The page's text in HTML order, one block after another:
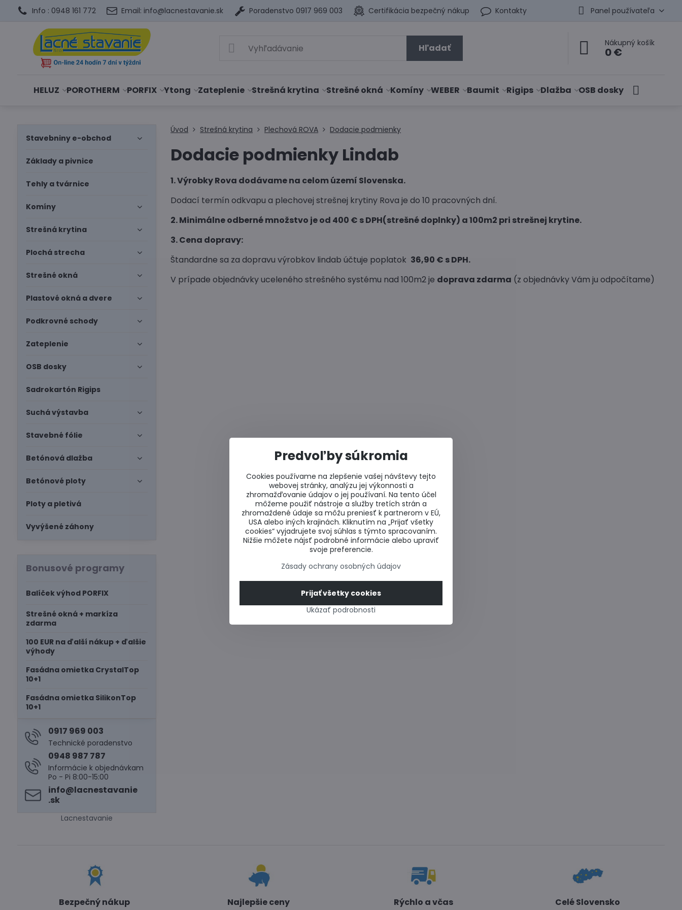
Info : 0948 161 772 Email: info@lacnestavanie.sk Poradenstvo 0917 969 003 Certifikácia bezpečný nákup Kontakty Panel používateľa
Hľadať Nákupný košík
0 €
HELUZ POROTHERM PORFIX Ytong Zateplenie Strešná krytina Strešné okná Komíny WEBER Baumit Rigips Dlažba OSB dosky
Úvod Strešná krytina Plechová ROVA Dodacie podmienky
Dodacie podmienky Lindab
1. Výrobky Rova dodávame na celom území Slovenska.
Dodací termín odkvapu a plechovej strešnej krytiny Rova je do 10 pracovných dní.
2. Minimálne odberné množstvo je od 400 € s DPH(strešné doplnky) a 100m2 pri strešnej krytine.
3. Cena dopravy:
Štandardne sa za dopravu výrobkov lindab účtuje poplatok 36,90 € s DPH.
V prípade objednávky uceleného strešného systému nad 100m2 je doprava zdarma (z objednávky Vám ju odpočítame)
Stavebniny e-obchod
Základy a pivnice
Tehly a tvárnice
Komíny
Strešná krytina
Plochá strecha
Strešné okná
Plastové okná a dvere
Podkrovné schody
Zateplenie
OSB dosky
Sadrokartón Rigips
Suchá výstavba
Stavebné fólie
Betónová dlažba
Betónové ploty
Ploty a pletivá
Vyvýšené záhony
Bonusové programy
Balíček výhod PORFIX
Strešné okná + markíza
zdarma
100 EUR na ďalší nákup + ďalšie
výhody
Fasádna omietka CrystalTop
10+1
Fasádna omietka SilikonTop
10+1
0917 969 003
Technické poradenstvo
0948 987 787
Informácie k objednávkam
Po - Pi 8:00-15:00
info​@lacnestavanie​
.sk
Lacnestavanie
Bezpečný nákup Najlepšie ceny Rýchlo a včas Celé Slovensko
Predvoľby súkromia
Cookies používame na zlepšenie vašej návštevy tejto
webovej stránky, analýzu jej výkonnosti a
zhromažďovanie údajov o jej používaní. Na tento účel
môžeme použiť nástroje a služby tretích strán a
zhromaždené údaje sa môžu preniesť k partnerom v EÚ,
USA alebo iných krajinách. Kliknutím na „Prijať všetky
cookies“ vyjadrujete svoj súhlas s týmto spracovaním.
Nižšie môžete nájsť podrobné informácie alebo upraviť
svoje preferencie.
Zásady ochrany osobných údajov
Ukázať podrobnosti
Prijať všetky cookies